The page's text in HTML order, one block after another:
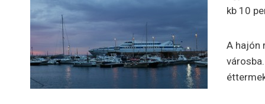
kb 10
A hajón